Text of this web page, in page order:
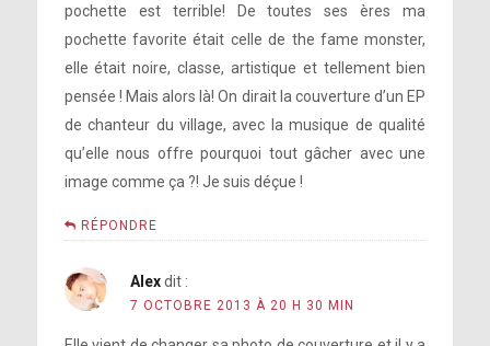
pochette est terrible! De toutes ses ères ma
pochette favorite était celle de the fame monster,
elle était noire, classe, artistique et tellement bien
pensée ! Mais alors là! On dirait la couverture d’un EP
de chanteur du village, avec la musique de qualité
qu’elle nous offre pourquoi tout gâcher avec une
image comme ça ?! Je suis déçue !
RÉPONDRE
Alex dit :
7 OCTOBRE 2013 À 20 H 30 MIN